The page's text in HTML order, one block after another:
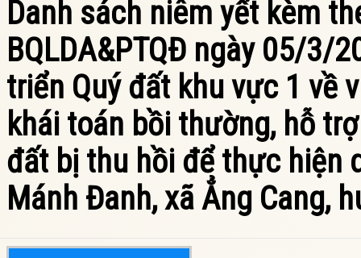
Danh sách niêm yết kèm
BQLDA&PTQĐ ngày 05/3/
triển Quý đất khu vực 1 về
khái toán bồi thường, hỗ
đất bị thu hồi để thực hiện
Mánh Đanh, xã Ẳng Cang,